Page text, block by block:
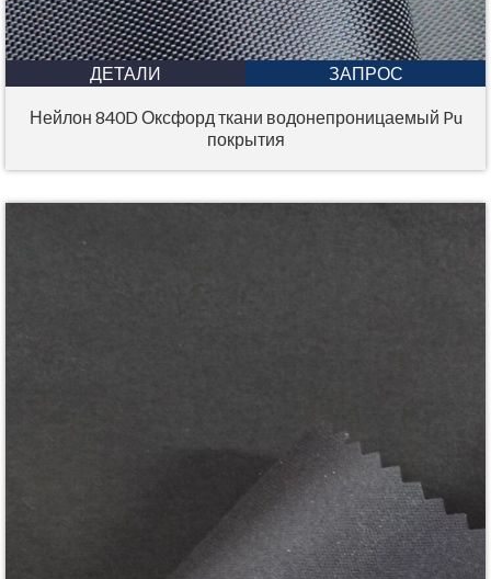
ДЕТАЛИ ЗАПРОС
Нейлон 840D Оксфорд ткани водонепроницаемый Pu
покрытия